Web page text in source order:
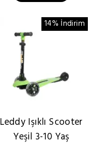
14% İndirim
Leddy Işıklı Scooter
Yeşil 3-10 Yaş